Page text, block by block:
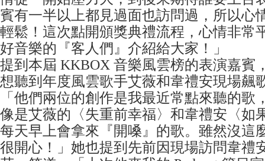
賓有一半以上都見過面也訪問過，所以心
輕鬆！這次點開頒獎典禮流程，心情非常
好音樂的『客人們』介紹給大家！」
提到本屆 KKBOX 音樂風雲榜的表演嘉賓
想聽到年度風雲歌手艾薇和韋禮安現場飆
「他們兩位的創作是我最近常點來聽的歌
像是艾薇的〈失重前幸福〉和韋禮安〈如
每天早上會拿來『開嗓』的歌。雖然沒這
很開心！」她也提到先前因現場訪問韋禮